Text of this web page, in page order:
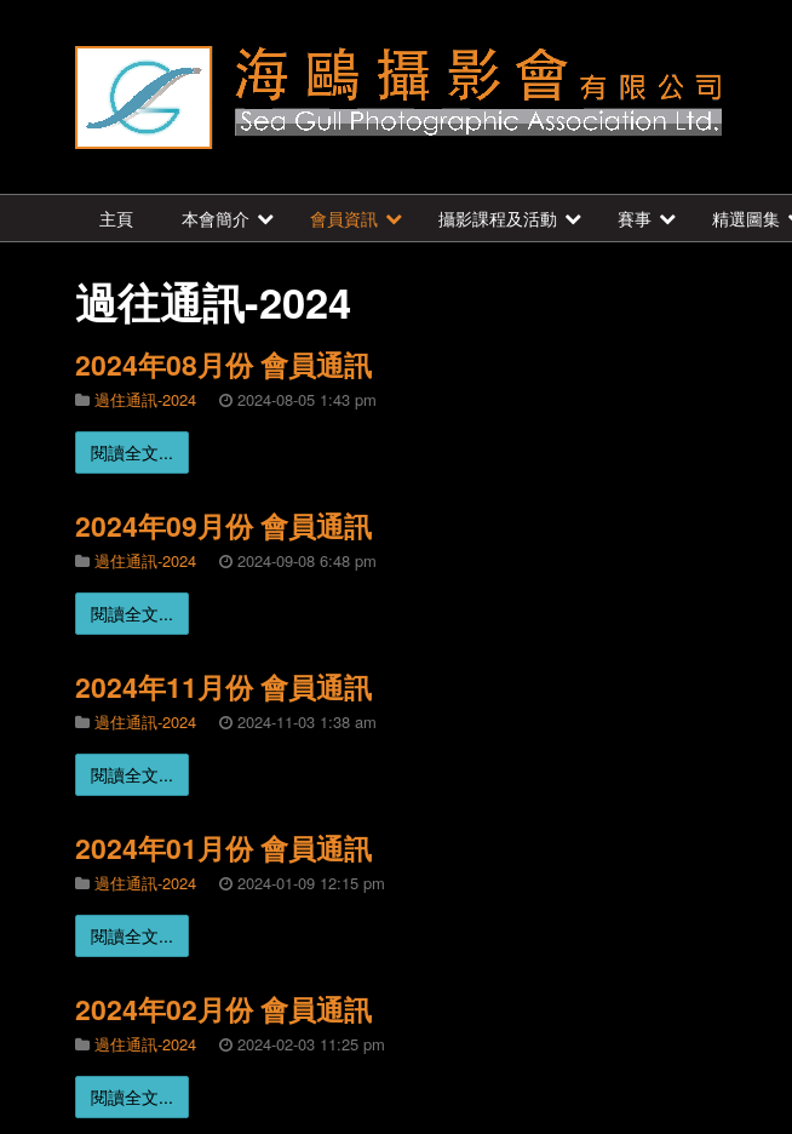
主頁 本會簡介 會員資訊 攝影課程及活動 賽事 精選圖集
過往通訊-2024
2024年08月份 會員通訊
過住通訊-2024 2024-08-05 1:43 pm
閱讀全文...
2024年09月份 會員通訊
過住通訊-2024 2024-09-08 6:48 pm
閱讀全文...
2024年11月份 會員通訊
過住通訊-2024 2024-11-03 1:38 am
閱讀全文...
2024年01月份 會員通訊
過住通訊-2024 2024-01-09 12:15 pm
閱讀全文...
2024年02月份 會員通訊
過住通訊-2024 2024-02-03 11:25 pm
閱讀全文...